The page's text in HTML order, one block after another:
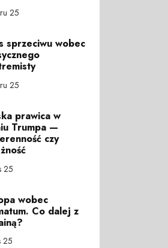
25
sprzeciwu wobec
25
prawica w
Trumpa —
czy
25
wobec
Co dalej z
25